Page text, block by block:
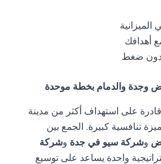
أهدافك
ضغط
وجدة والدمام بخطة موحدة
على استهداف أكثر من مدينة
تنافسية كبيرة. الجمع بين
و شركة سيو في جدةو شركة
واحدة يساعد على توسيع